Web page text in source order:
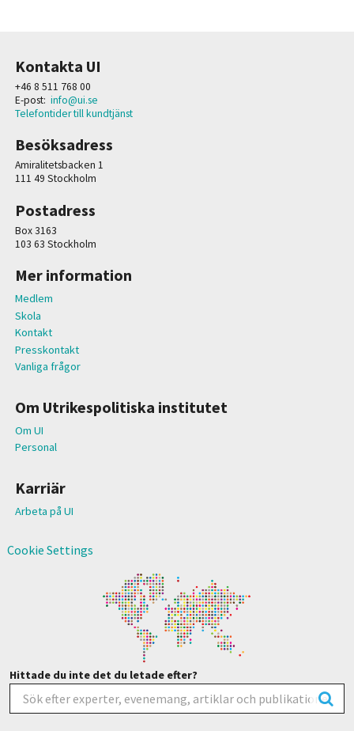
Kontakta UI
+46 8 511 768 00
E-post: info@ui.se
Telefontider till kundtjänst
Besöksadress
Amiralitetsbacken 1
111 49 Stockholm
Postadress
Box 3163
103 63 Stockholm
Mer information
Medlem
Skola
Kontakt
Presskontakt
Vanliga frågor
Om Utrikespolitiska institutet
Om UI
Personal
Karriär
Arbeta på UI
Cookie Settings
Hittade du inte det du letade efter?